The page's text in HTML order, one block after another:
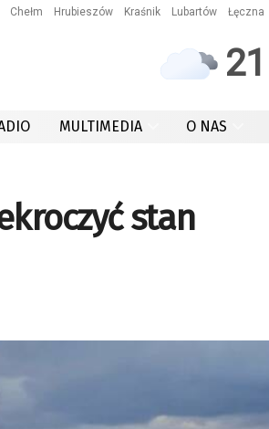
Chełm Hrubieszów Kraśnik Lubartów Łęczna
21
MULTIMEDIA O NAS
stan